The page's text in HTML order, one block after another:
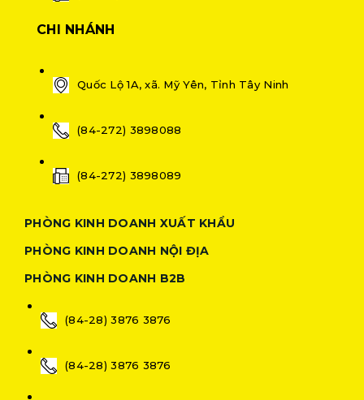
CHI NHÁNH
Quốc Lộ 1A, xã. Mỹ Yên, Tỉnh Tây Ninh
(84-272) 3898088
(84-272) 3898089
PHÒNG KINH DOANH XUẤT KHẨU
PHÒNG KINH DOANH NỘI ĐỊA
PHÒNG KINH DOANH B2B
(84-28) 3876 3876
(84-28) 3876 3876